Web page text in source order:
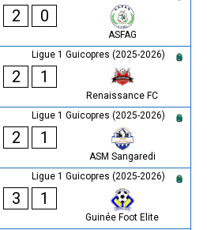
2 0
ASFAG
Ligue 1 Guicopres (2025-2026)
2 1
Renaissance FC
Ligue 1 Guicopres (2025-2026)
2 1
ASM Sangaredi
Ligue 1 Guicopres (2025-2026)
3 1
Guinée Foot Elite